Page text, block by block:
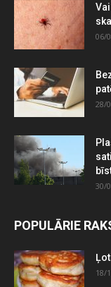
06/
28/
30/
POPULĀRIE
18/